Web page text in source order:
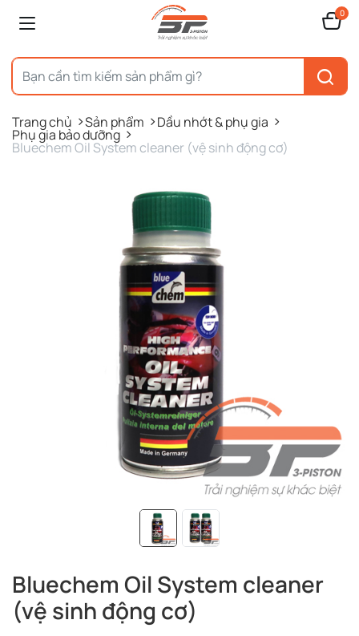
0
Trang chủ Sản phẩm Dầu nhớt & phụ gia
Phụ gia bảo dưỡng
Bluechem Oil System cleaner (vệ sinh động cơ)
Bluechem Oil System cleaner
(vệ sinh động cơ)